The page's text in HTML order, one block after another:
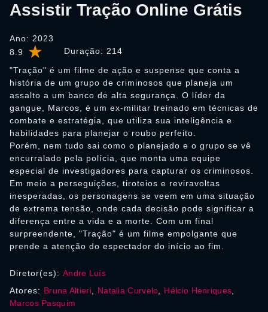
8.9 Duração: 214
Assistir Tração Online Grátis
Ano: 2023
"Tração" é um filme de ação e suspense que conta a
história de um grupo de criminosos que planeja um
assalto a um banco de alta segurança. O líder da
gangue, Marcos, é um ex-militar treinado em técnicas de
combate e estratégia, que utiliza sua inteligência e
habilidades para planejar o roubo perfeito.
Porém, nem tudo sai como o planejado e o grupo se vê
encurralado pela polícia, que monta uma equipe
especial de investigadores para capturar os criminosos.
Em meio a perseguições, tiroteios e reviravoltas
inesperadas, os personagens se veem em uma situação
de extrema tensão, onde cada decisão pode significar a
diferença entre a vida e a morte. Com um final
surpreendente, "Tração" é um filme empolgante que
prende a atenção do espectador do início ao fim.
Diretor(es): Andre Luís
Atores: Bruna Altieri, Natalia Curvelo Hélcio Henriques
Marcos Pasquim